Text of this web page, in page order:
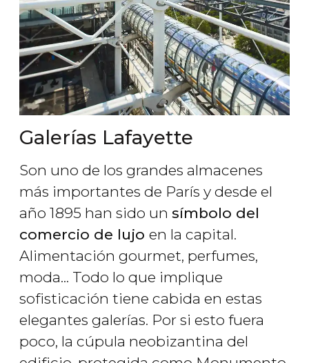
Galerías Lafayette
Son uno de los grandes almacenes
más importantes de París y desde el
año 1895 han sido un símbolo del
comercio de lujo en la capital.
Alimentación gourmet, perfumes,
moda... Todo lo que implique
sofisticación tiene cabida en estas
elegantes galerías. Por si esto fuera
poco, la cúpula neobizantina del